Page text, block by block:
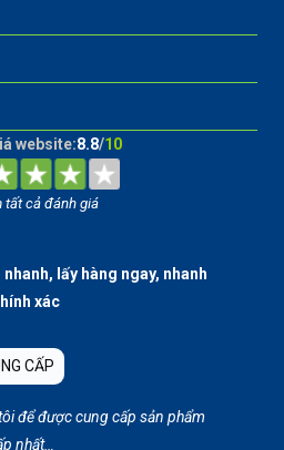
website:8.8/10
tất cả đánh giá
lấy hàng ngay, nhanh
xác
CẤP
để được cung cấp sản phẩm
nhất…